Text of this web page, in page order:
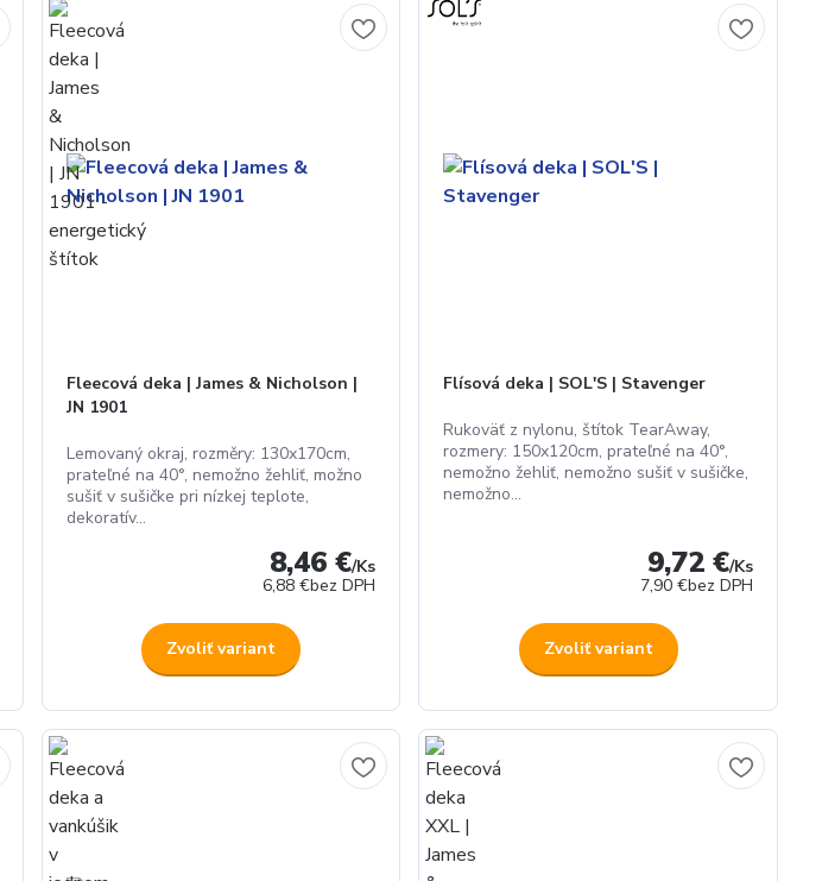
Fleecová deka | James & Nicholson |
JN 1901
Lemovaný okraj, rozměry: 130x170cm,
prateľné na 40°, nemožno žehliť, možno
sušiť v sušičke pri nízkej teplote,
dekoratív...
8,46 €/Ks
6,88 €bez DPH
Zvoliť variant
Flísová deka | SOL'S | Stavenger
Rukoväť z nylonu, štítok TearAway,
rozmery: 150x120cm, prateľné na 40°,
nemožno žehliť, nemožno sušiť v sušičke,
nemožno...
9,72 €/Ks
7,90 €bez DPH
Zvoliť variant